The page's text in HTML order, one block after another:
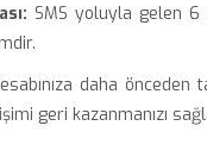
SMS yoluyla gelen 6
daha önceden
geri kazanmanızı